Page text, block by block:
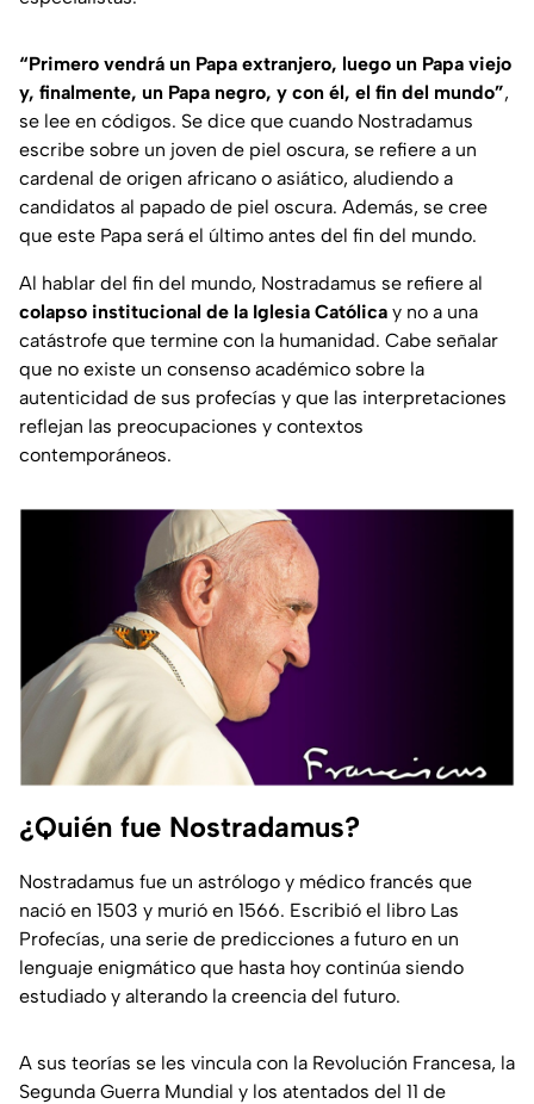
“Primero vendrá un Papa extranjero, luego un Papa viejo
y, finalmente, un Papa negro, y con él, el fin del mundo”,
se lee en códigos. Se dice que cuando Nostradamus
escribe sobre un joven de piel oscura, se refiere a un
cardenal de origen africano o asiático, aludiendo a
candidatos al papado de piel oscura. Además, se cree
que este Papa será el último antes del fin del mundo.
Al hablar del fin del mundo, Nostradamus se refiere al
colapso institucional de la Iglesia Católica y no a una
catástrofe que termine con la humanidad. Cabe señalar
que no existe un consenso académico sobre la
autenticidad de sus profecías y que las interpretaciones
reflejan las preocupaciones y contextos
contemporáneos.
¿Quién fue Nostradamus?
Nostradamus fue un astrólogo y médico francés que
nació en 1503 y murió en 1566. Escribió el libro Las
Profecías, una serie de predicciones a futuro en un
lenguaje enigmático que hasta hoy continúa siendo
estudiado y alterando la creencia del futuro.
A sus teorías se les vincula con la Revolución Francesa, la
Segunda Guerra Mundial y los atentados del 11 de